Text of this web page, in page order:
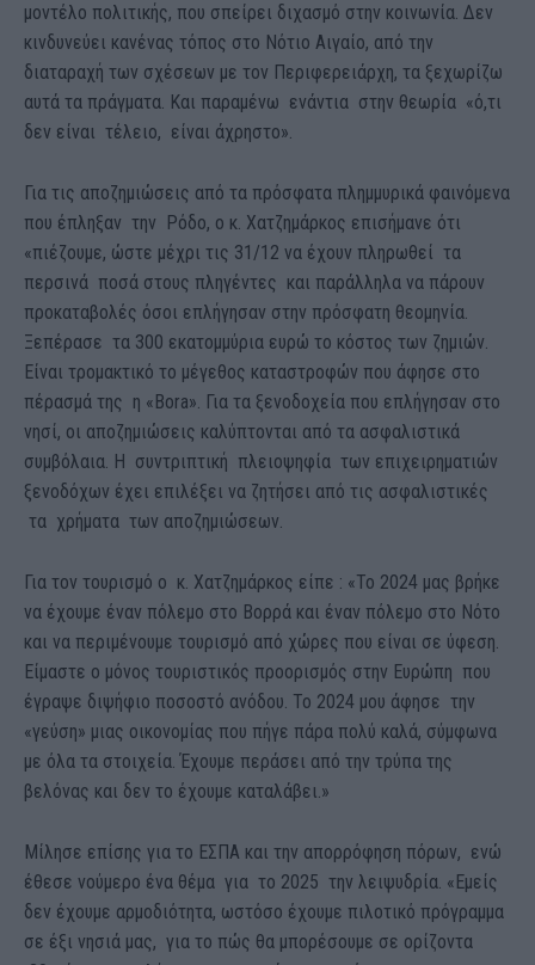
μοντέλο πολιτικής, που σπείρει διχασμό στην κοινωνία. Δεν
κινδυνεύει κανένας τόπος στο Νότιο Αιγαίο, από την
διαταραχή των σχέσεων με τον Περιφερειάρχη, τα ξεχωρίζω
αυτά τα πράγματα. Και παραμένω ενάντια στην θεωρία «ό,τι
δεν είναι τέλειο, είναι άχρηστο».
Για τις αποζημιώσεις από τα πρόσφατα πλημμυρικά φαινόμενα
που έπληξαν την Ρόδο, ο κ. Χατζημάρκος επισήμανε ότι
«πιέζουμε, ώστε μέχρι τις 31/12 να έχουν πληρωθεί τα
περσινά ποσά στους πληγέντες και παράλληλα να πάρουν
προκαταβολές όσοι επλήγησαν στην πρόσφατη θεομηνία.
Ξεπέρασε τα 300 εκατομμύρια ευρώ το κόστος των ζημιών.
Είναι τρομακτικό το μέγεθος καταστροφών που άφησε στο
πέρασμά της η «Bora». Για τα ξενοδοχεία που επλήγησαν στο
νησί, οι αποζημιώσεις καλύπτονται από τα ασφαλιστικά
συμβόλαια. Η συντριπτική πλειοψηφία των επιχειρηματιών
ξενοδόχων έχει επιλέξει να ζητήσει από τις ασφαλιστικές
τα χρήματα των αποζημιώσεων.
Για τον τουρισμό ο κ. Χατζημάρκος είπε : «Το 2024 μας βρήκε
να έχουμε έναν πόλεμο στο Βορρά και έναν πόλεμο στο Νότο
και να περιμένουμε τουρισμό από χώρες που είναι σε ύφεση.
Είμαστε ο μόνος τουριστικός προορισμός στην Ευρώπη που
έγραψε διψήφιο ποσοστό ανόδου. Το 2024 μου άφησε την
«γεύση» μιας οικονομίας που πήγε πάρα πολύ καλά, σύμφωνα
με όλα τα στοιχεία. Έχουμε περάσει από την τρύπα της
βελόνας και δεν το έχουμε καταλάβει.»
Μίλησε επίσης για το ΕΣΠΑ και την απορρόφηση πόρων, ενώ
έθεσε νούμερο ένα θέμα για το 2025 την λειψυδρία. «Εμείς
δεν έχουμε αρμοδιότητα, ωστόσο έχουμε πιλοτικό πρόγραμμα
σε έξι νησιά μας, για το πώς θα μπορέσουμε σε ορίζοντα